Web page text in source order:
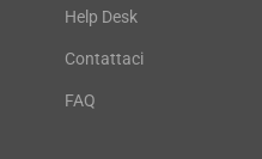
Help Desk
Contattaci
FAQ